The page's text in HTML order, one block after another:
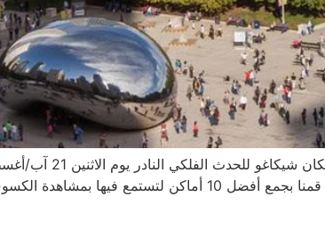
هل تشعر بالحماس باقتراب
والمنظمات المحلية تقوم بكل ما أمكنها للتحضير لحفلات وفعاليات مشاهدة الكسوف.